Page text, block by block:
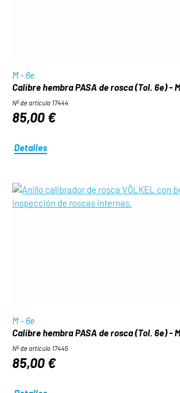
M - 6e
Calibre hembra PASA de rosca (Tol. 6e) -
Nº de artículo 17444
85,00 €
Detalles
M - 6e
Calibre hembra PASA de rosca (Tol. 6e) -
Nº de artículo 17445
85,00 €